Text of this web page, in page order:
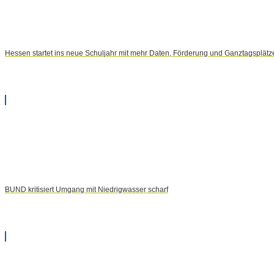
Hessen startet ins neue Schuljahr mit mehr Daten, Förderung und
BUND kritisiert Umgang mit Niedrigwasser scharf